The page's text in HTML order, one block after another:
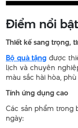
Điểm nổi
Thiết kế sang trọng,
Bộ quà tặng được
lịch và chuyên
màu sắc hài hòa,
Tính ứng dụng cao
Các sản phẩm
ngày: